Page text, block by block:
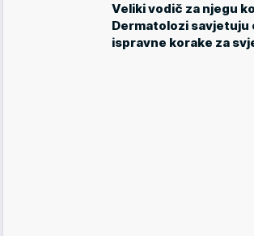
Veliki vodič za njegu
Dermatolozi savjetuju
ispravne korake za